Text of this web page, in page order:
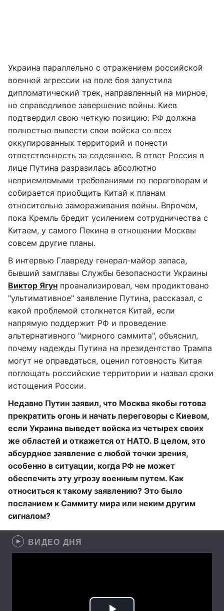
Украина параллельно с отражением российской
военной агрессии на поле боя запустила
дипломатический трек, направленный на мирное,
но справедливое завершение войны. Киев
подтвердил свою четкую позицию: РФ должна
полностью вывести свои войска со всех
оккупированных территорий и понести
ответственность за содеянное. В ответ Россия в
лице Путина разразилась абсолютно
неприемлемыми требованиями по переговорам и
собирается приобщить Китай к планам
относительно замораживания войны. Впрочем,
пока Кремль бредит усилением сотрудничества с
Китаем, у самого Пекина в отношении Москвы
совсем другие планы.
В интервью Главреду генерал-майор запаса,
бывший замглавы Службы безопасности Украины
Виктор Ягун проанализировал, чем продиктовано
"ультимативное" заявление Путина, рассказал, с
какой проблемой столкнется Китай, если
напрямую поддержит РФ и проведение
альтернативного "мирного саммита", объяснил,
почему надежды Путина на президентство Трампа
могут не оправдаться, оценил готовность Китая
поглощать российские территории и назвал сроки
истощения России.
Недавно Путин заявил, что Москва якобы готова
прекратить огонь и начать переговоры с Киевом,
если Украина выведет войска из четырех своих
же областей и откажется от НАТО. В целом, это
абсурдное заявление с любой точки зрения,
особенно в ситуации, когда РФ не может
обеспечить эту угрозу военным путем. Как
относиться к такому заявлению? Это было
посланием к Саммиту мира или неким другим
сигналом?
ВИДЕО ДНЯ